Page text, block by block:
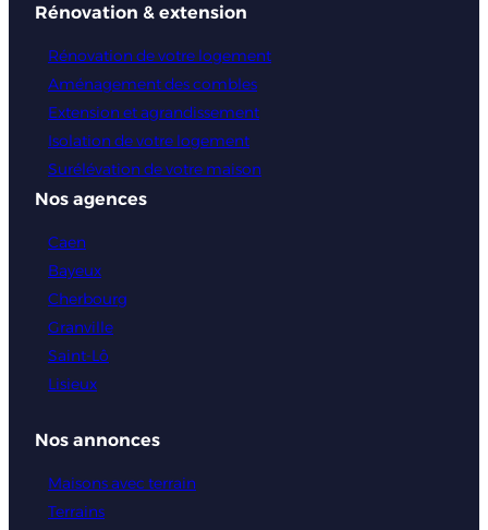
Rénovation & extension
Rénovation de votre logement
Aménagement des combles
Extension et agrandissement
Isolation de votre logement
Surélévation de votre maison
Nos agences
Caen
Bayeux
Cherbourg
Granville
Saint-Lô
Lisieux
Nos annonces
Maisons avec terrain
Terrains